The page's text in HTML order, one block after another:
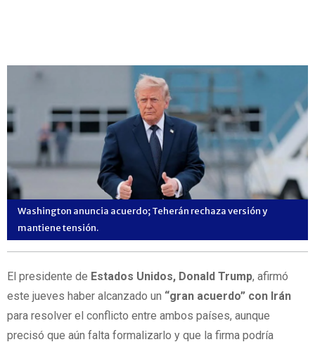
Washington anuncia acuerdo; Teherán rechaza versión y
mantiene tensión.
El presidente de Estados Unidos, Donald Trump, afirmó
este jueves haber alcanzado un “gran acuerdo” con Irán
para resolver el conflicto entre ambos países, aunque
precisó que aún falta formalizarlo y que la firma podría